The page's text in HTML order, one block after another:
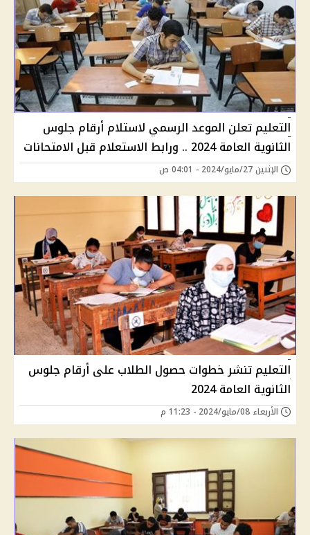
التعليم تعلن الموعد الرسمي لاستلام أرقام جلوس
الثانوية العامة 2024 .. ورابط الاستعلام قبل الامتحانات
الإثنين 27/مايو/2024 - 04:01 ص
التعليم تنشر خطوات حصول الطلاب على أرقام جلوس
الثانوية العامة 2024
الأربعاء 08/مايو/2024 - 11:23 م